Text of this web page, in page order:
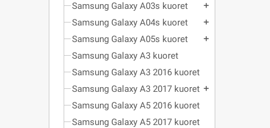
Samsung Galaxy A03s kuoret add
Samsung Galaxy A04s kuoret add
Samsung Galaxy A05s kuoret add
Samsung Galaxy A3 kuoret
Samsung Galaxy A3 2016 kuoret
Samsung Galaxy A3 2017 kuoret add
Samsung Galaxy A5 2016 kuoret
Samsung Galaxy A5 2017 kuoret